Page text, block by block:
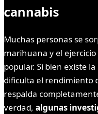
cannabis
Muchas personas se
marihuana y el
popular. Si bien existe
dificulta el rendimiento
respalda
verdad, algunas